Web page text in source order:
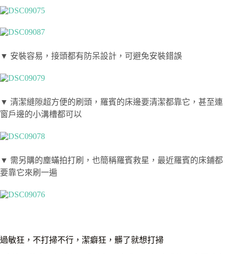
▼ 安裝容易，接頭都有防呆設計，可避免安裝錯誤
▼ 清潔縫隙超方便的刷頭，羅賓的床邊要清潔都靠它，甚至連
窗戶邊的小溝槽都可以
▼ 需另購的塵蟎拍打刷，也簡稱羅賓救星，最近羅賓的床鋪都
要靠它來刷一遍
過敏狂，不打掃不行，潔癖狂，髒了就想打掃